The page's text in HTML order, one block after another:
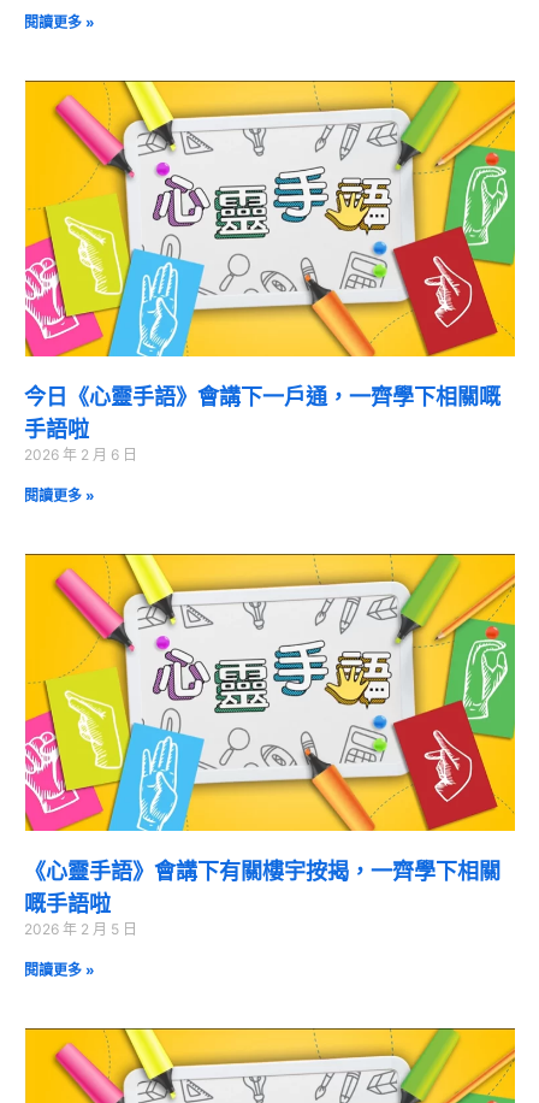
閱讀更多 »
今日《心靈手語》會講下一戶通，一齊學下相關嘅
手語啦
2026 年 2 月 6 日
閱讀更多 »
《心靈手語》會講下有關樓宇按揭，一齊學下相關
嘅手語啦
2026 年 2 月 5 日
閱讀更多 »